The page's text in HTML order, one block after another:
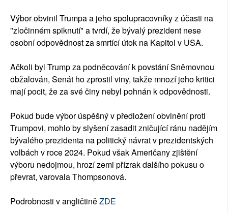
Výbor obvinil Trumpa a jeho spolupracovníky z účasti na
"zločinném spiknutí" a tvrdí, že bývalý prezident nese
osobní odpovědnost za smrtící útok na Kapitol v USA.
Ačkoli byl Trump za podněcování k povstání Sněmovnou
obžalován, Senát ho zprostil viny, takže mnozí jeho kritici
mají pocit, že za své činy nebyl pohnán k odpovědnosti.
Pokud bude výbor úspěšný v předložení obvinění proti
Trumpovi, mohlo by slyšení zasadit zničující ránu nadějím
bývalého prezidenta na politický návrat v prezidentských
volbách v roce 2024. Pokud však Američany zjištění
výboru nedojmou, hrozí zemi přízrak dalšího pokusu o
převrat, varovala Thompsonová.
Podrobnosti v angličtiněZDE